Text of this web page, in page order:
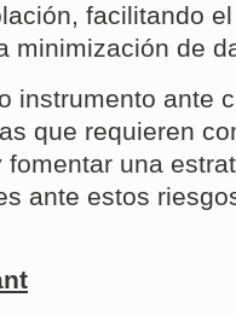
facilitando
minimización de
instrumento ante
que requieren
una
ante estos